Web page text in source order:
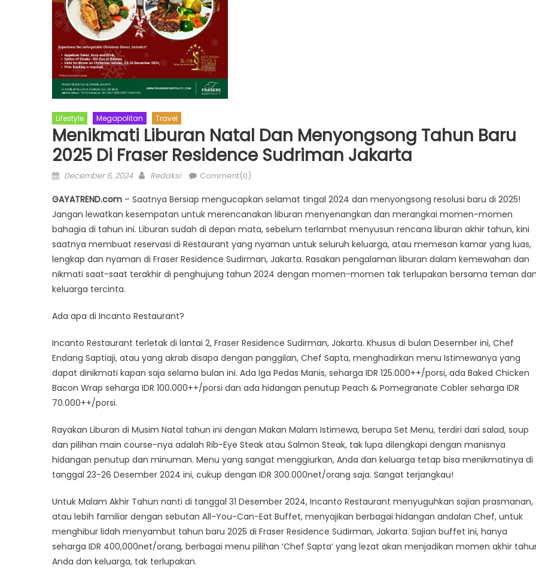
Lifestyle Megapolitan Travel
Menikmati Liburan Natal Dan Menyongsong Tahun Baru
2025 Di Fraser Residence Sudriman Jakarta
Posted
December 6, 2024 Author
Redaksi Comment(0)
GAYATREND.com – Saatnya Bersiap mengucapkan selamat tingal 2024 dan menyongsong resolusi baru di 2025!
Jangan lewatkan kesempatan untuk merencanakan liburan menyenangkan dan merangkai momen-momen
bahagia di tahun ini. Liburan sudah di depan mata, sebelum terlambat menyusun rencana liburan akhir tahun, kini
saatnya membuat reservasi di Restaurant yang nyaman untuk seluruh keluarga, atau memesan kamar yang luas,
lengkap dan nyaman di Fraser Residence Sudirman, Jakarta. Rasakan pengalaman liburan dalam kemewahan dan
nikmati saat-saat terakhir di penghujung tahun 2024 dengan momen-momen tak terlupakan bersama teman dan
keluarga tercinta.
Ada apa di Incanto Restaurant?
Incanto Restaurant terletak di lantai 2, Fraser Residence Sudirman, Jakarta. Khusus di bulan Desember ini, Chef
Endang Saptiaji, atau yang akrab disapa dengan panggilan, Chef Sapta, menghadirkan menu Istimewanya yang
dapat dinikmati kapan saja selama bulan ini. Ada Iga Pedas Manis, seharga IDR 125.000++/porsi, ada Baked Chicken
Bacon Wrap seharga IDR 100.000++/porsi dan ada hidangan penutup Peach & Pomegranate Cobler seharga IDR
70.000++/porsi.
Rayakan Liburan di Musim Natal tahun ini dengan Makan Malam Istimewa, berupa Set Menu, terdiri dari salad, soup
dan pilihan main course-nya adalah Rib-Eye Steak atau Salmon Steak, tak lupa dilengkapi dengan manisnya
hidangan penutup dan minuman. Menu yang sangat menggiurkan, Anda dan keluarga tetap bisa menikmatinya di
tanggal 23-26 Desember 2024 ini, cukup dengan IDR 300.000net/orang saja. Sangat terjangkau!
Untuk Malam Akhir Tahun nanti di tanggal 31 Desember 2024, Incanto Restaurant menyuguhkan sajian prasmanan,
atau lebih familiar dengan sebutan All-You-Can-Eat Buffet, menyajikan berbagai hidangan andalan Chef, untuk
menghibur lidah menyambut tahun baru 2025 di Fraser Residence Sudirman, Jakarta. Sajian buffet ini, hanya
seharga IDR 400,000net/orang, berbagai menu pilihan ‘Chef Sapta’ yang lezat akan menjadikan momen akhir
Anda dan keluarga, tak terlupakan.